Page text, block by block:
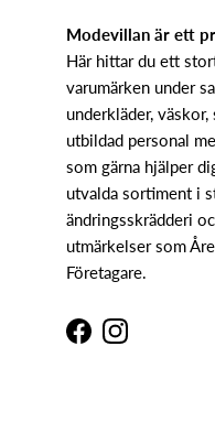
Modevillan är ett
Här hittar du ett
varumärken under
underkläder,
utbildad personal
som gärna hjälper
utvalda sortiment i
ändringsskrädderi
utmärkelser som
Företagare.
FacebookInstagram